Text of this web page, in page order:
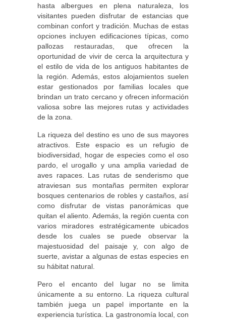
hasta albergues en plena naturaleza, los
visitantes pueden disfrutar de estancias que
combinan confort y tradición. Muchas de estas
opciones incluyen edificaciones típicas, como
pallozas restauradas, que ofrecen la
oportunidad de vivir de cerca la arquitectura y
el estilo de vida de los antiguos habitantes de
la región. Además, estos alojamientos suelen
estar gestionados por familias locales que
brindan un trato cercano y ofrecen información
valiosa sobre las mejores rutas y actividades
de la zona.
La riqueza del destino es uno de sus mayores
atractivos. Este espacio es un refugio de
biodiversidad, hogar de especies como el oso
pardo, el urogallo y una amplia variedad de
aves rapaces. Las rutas de senderismo que
atraviesan sus montañas permiten explorar
bosques centenarios de robles y castaños, así
como disfrutar de vistas panorámicas que
quitan el aliento. Además, la región cuenta con
varios miradores estratégicamente ubicados
desde los cuales se puede observar la
majestuosidad del paisaje y, con algo de
suerte, avistar a algunas de estas especies en
su hábitat natural.
Pero el encanto del lugar no se limita
únicamente a su entorno. La riqueza cultural
también juega un papel importante en la
experiencia turística. La gastronomía local, con